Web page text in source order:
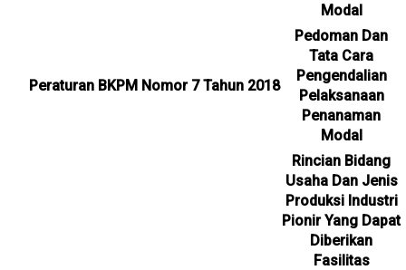
Modal
Peraturan BKPM Nomor 7 Tahun 2018
Pedoman Dan
Tata Cara
Pengendalian
Pelaksanaan
Penanaman
Modal
Rincian Bidang
Usaha Dan Jenis
Produksi Industri
Pionir Yang Dapat
Diberikan
Fasilitas